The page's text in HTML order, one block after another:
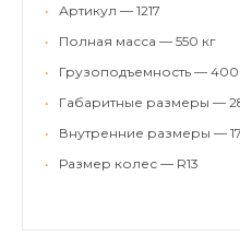
•
Артикул — 1217
•
Полная масса — 550 кг
•
Грузоподъемность — 400
•
Габаритные размеры —
•
Внутренние размеры —
•
Размер колес — R13